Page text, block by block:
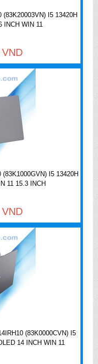
(83K20003VN) I5 13420H
INCH WIN 11
(83K1000GVN) I5 13420H
11 15.3 INCH
(83K0000CVN) I5
14 INCH WIN 11